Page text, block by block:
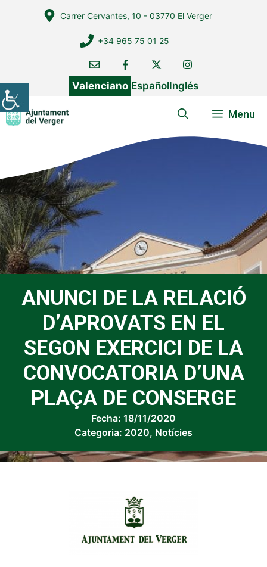
Carrer Cervantes, 10 - 03770 El Verger
+34 965 75 01 25
Valenciano EspañolInglés
Menu
ANUNCI DE LA RELACIÓ
D’APROVATS EN EL
SEGON EXERCICI DE LA
CONVOCATORIA D’UNA
PLAÇA DE CONSERGE
Fecha: 18/11/2020
Categoria: 2020, Notícies